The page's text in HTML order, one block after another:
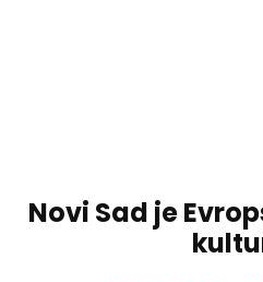
Novi Sad je